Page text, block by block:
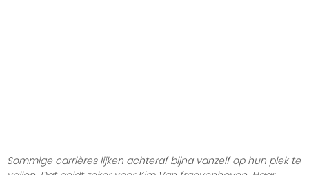
Sommige carrières lijken achteraf bijna vanzelf op hun plek te